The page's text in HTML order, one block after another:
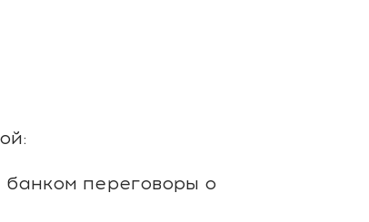
переговоры о